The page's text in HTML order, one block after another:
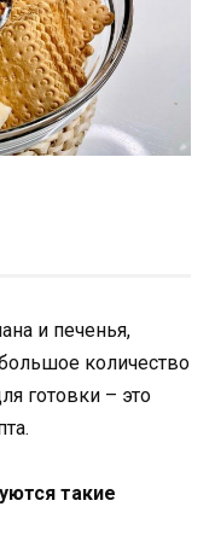
и печенья,
количество
готовки – это
такие